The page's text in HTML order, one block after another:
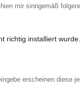
mir sinngemäß
richtig installiert
erscheinen diese